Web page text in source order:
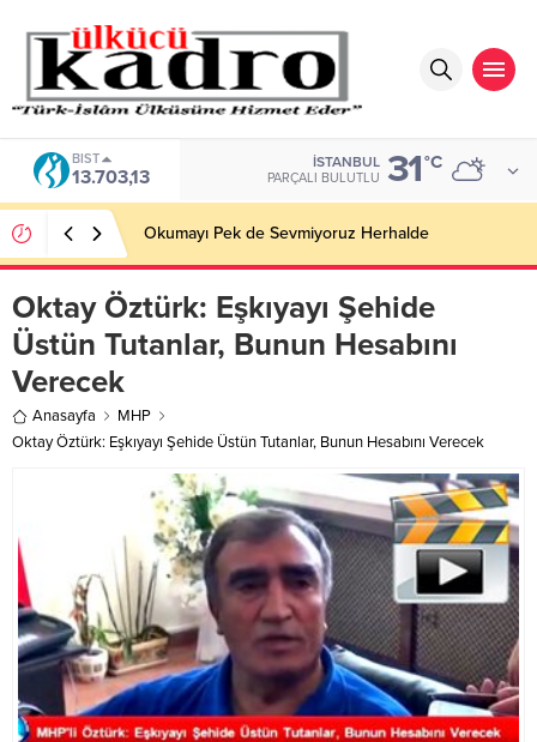
BIST
13.703,13
İSTANBUL
PARÇALI BULUTLU 31°C
Okumayı Pek de Sevmiyoruz Herhalde
Oktay Öztürk: Eşkıyayı Şehide
Üstün Tutanlar, Bunun Hesabını
Verecek
Anasayfa
MHP
Oktay Öztürk: Eşkıyayı Şehide Üstün Tutanlar, Bunun Hesabını Verecek